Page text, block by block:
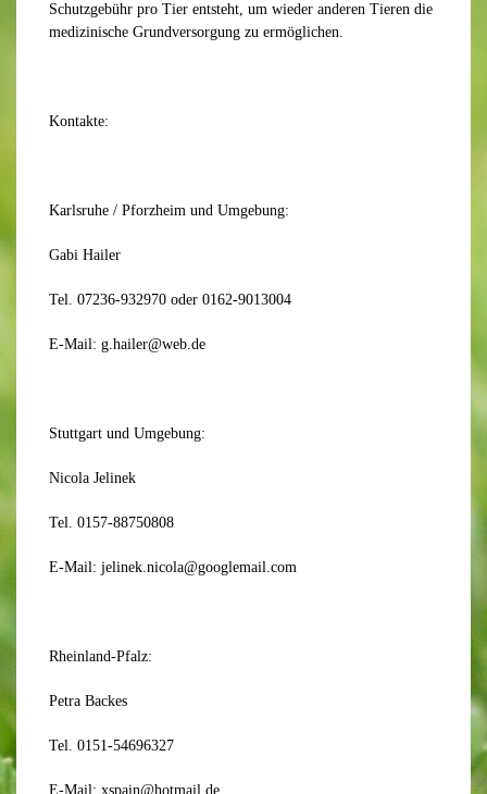
Schutzgebühr pro Tier entsteht, um wieder anderen Tieren die
medizinische Grundversorgung zu ermöglichen.
Kontakte:
Karlsruhe / Pforzheim und Umgebung:
Gabi Hailer
Tel. 07236-932970 oder 0162-9013004
E-Mail: g.hailer@web.de
Stuttgart und Umgebung:
Nicola Jelinek
Tel. 0157-88750808
E-Mail: jelinek.nicola@googlemail.com
Rheinland-Pfalz:
Petra Backes
Tel. 0151-54696327
E-Mail: xspain@hotmail.de